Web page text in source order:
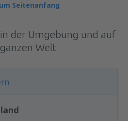
Seitenanfang
der Umgebung und auf
Welt